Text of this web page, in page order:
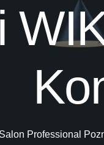
Salon Professional